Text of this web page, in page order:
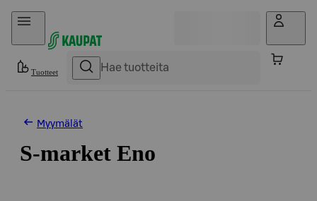
Hyppää sisältöön
Tuotteet
Myymälät
S-market Eno